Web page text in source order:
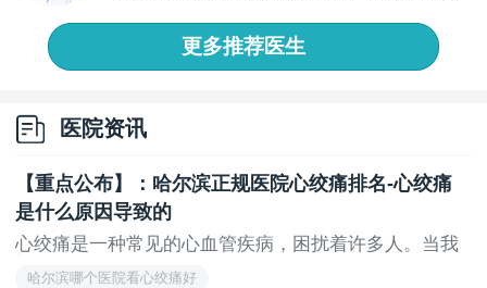
预防小腿静脉曲张的措施主要包括以下几点：
1.保持适度的运动，避免长时间久坐或长时间站立
2.穿着合适的鞋子，不要选择过高的鞋跟，以减少
3.合理安排工作和休息时间，每隔一段时间做一些
腿部放松运动，如抬腿、旋转脚踝等。
4.避免穿着过紧的裤袜，尤其是弹力袜。合适的袜
更多推荐医生
医院资讯
【重点公布】：哈尔滨正规医院心绞痛排名-心绞痛
是什么原因导致的
心绞痛是一种常见的心血管疾病，困扰着许多人。当我
哈尔滨哪个医院看心绞痛好